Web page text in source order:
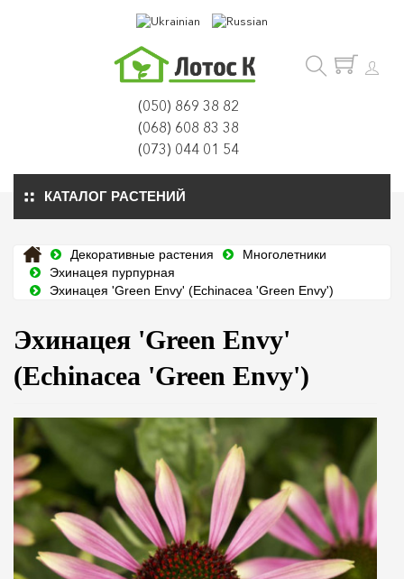
(050) 869 38 82
(068) 608 83 38
(073) 044 01 54
КАТАЛОГ РАСТЕНИЙ
Декоративные растения
Многолетники
Эхинацея пурпурная
Эхинацея 'Green Envy' (Echinacea 'Green Envy')
Эхинацея 'Green Envy'
(Echinacea 'Green Envy')